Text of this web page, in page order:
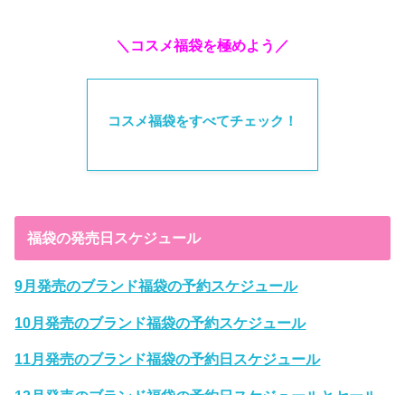
＼コスメ福袋を極めよう／
コスメ福袋をすべてチェック！
福袋の発売日スケジュール
9月発売のブランド福袋の予約スケジュール
10月発売のブランド福袋の予約スケジュール
11月発売のブランド福袋の予約日スケジュール